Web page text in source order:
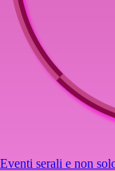
Eventi serali e non